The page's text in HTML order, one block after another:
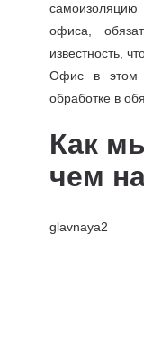
самоизоляцию
офиса,
известность,
Офис в этом
обработке в
Как
чем